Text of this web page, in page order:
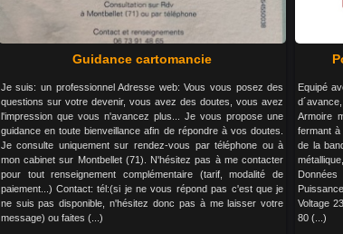
Guidance cartomancie
Je suis: un professionnel Adresse web: Vous vous posez des
questions sur votre devenir, vous avez des doutes, vous avez
l'impression que vous n'avancez plus... Je vous propose une
guidance en toute bienveillance afin de répondre à vos doutes.
Je consulte uniquement sur rendez-vous par téléphone ou à
mon cabinet sur Montbellet (71). N'hésitez pas à me contacter
pour tout renseignement complémentaire (tarif, modalité de
paiement...) Contact: tél:(si je ne vous répond pas c'est que je
ne suis pas disponible, n'hésitez donc pas à me laisser votre
message) ou faites (...)
Equipé
Armoire
fermant à
de la
Voltage
80 (...)